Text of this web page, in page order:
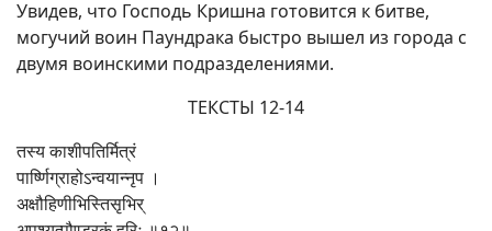
Увидев, что Господь Кришна готовится к битве,
могучий воин Паундрака быстро вышел из города с
двумя воинскими подразделениями.
ТЕКСТЫ 12-14
तस्य काशीपतिर्मित्रं
पार्ष्णिग्राहोऽन्वयान्नृप ।
अक्षौहिणीभिस्तिसृभिर्